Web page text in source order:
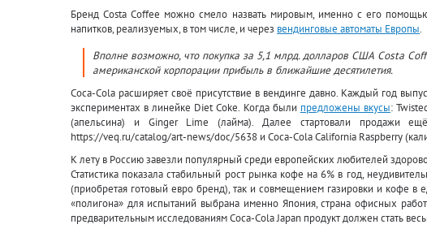
Бренд Costa Coffee можно смело назвать мировым, именно с его
напитков, реализуемых, в том числе, и через вендинговые автоматы Европы.
Вполне возможно, что покупка за 5,1 млрд. долларов США Costa
американской корпорации прибыль в ближайшие десятилетия.
Coca-Cola расширяет своё присутствие в вендинге давно. Каждый год
экспериментах в линейке Diet Coke. Когда были предложены вкусы:
(апельсина) и Ginger Lime (лайма). Далее стартовали продажи
https://veq.ru/catalog/art-news/doc/5638 и Coca-Cola California Raspberry
К лету в Россию завезли популярный среди европейских любителей
Статистика показала стабильный рост рынка кофе на 6% в год,
(приобретая готовый евро бренд), так и совмещением газировки и кофе в
«полигона» для испытаний выбрана именно Япония, страна офисных
предварительным исследованиям Coca-Cola Japan продукт должен стать